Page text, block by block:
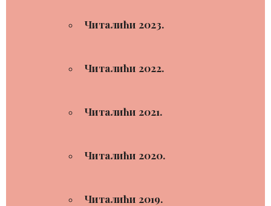
Читалићи 2023.
Читалићи 2022.
Читалићи 2021.
Читалићи 2020.
Читалићи 2019.